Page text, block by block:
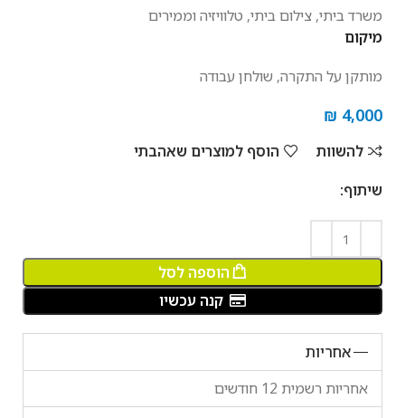
משרד ביתי, צילום ביתי, טלוויזיה וממירים
מיקום
מותקן על התקרה, שולחן עבודה
₪ 4,000
להשוות
הוסף למוצרים שאהבתי
שיתוף:
הוספה לסל
קנה עכשיו
אחריות
אחריות רשמית 12 חודשים